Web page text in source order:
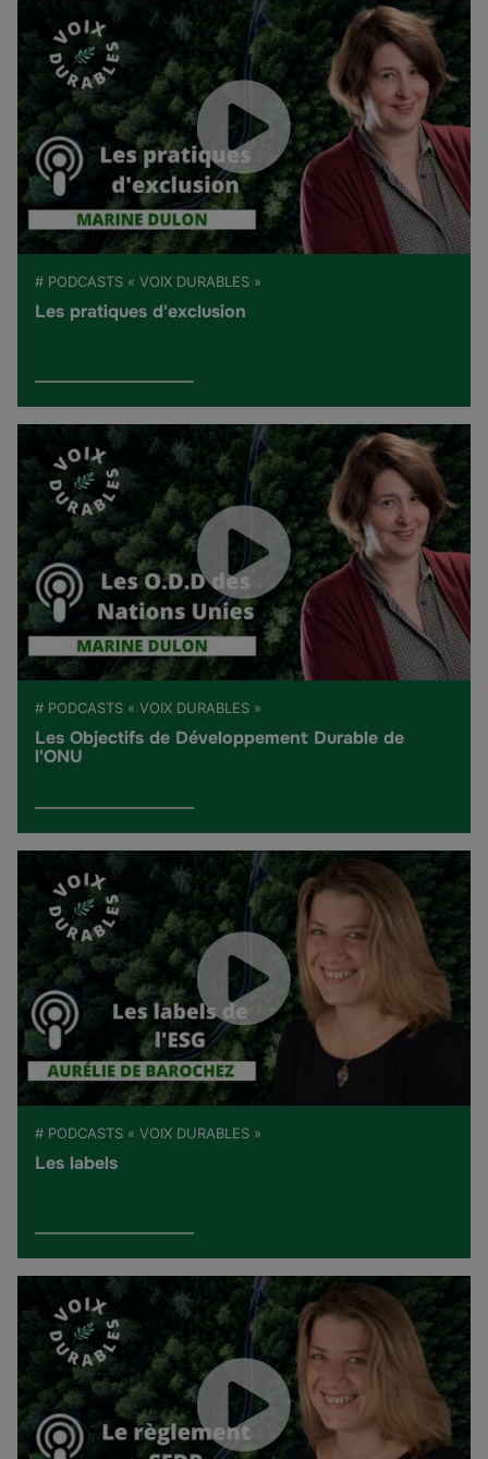
# PODCASTS « VOIX DURABLES »
Les pratiques d'exclusion
# PODCASTS « VOIX DURABLES »
Les Objectifs de Développement Durable de
l'ONU
# PODCASTS « VOIX DURABLES »
Les labels